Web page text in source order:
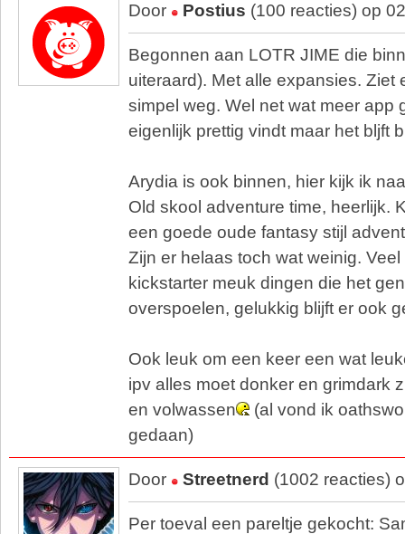
Door Postius (100 reacties) op
Begonnen aan LOTR JIME die
uiteraard). Met alle expansies. Ziet
simpel weg. Wel net wat meer app
eigenlijk prettig vindt maar het bljft
Arydia is ook binnen, hier kijk ik
Old skool adventure time, heerlijk.
een goede oude fantasy stijl
Zijn er helaas toch wat weinig.
kickstarter meuk dingen die het
overspoelen, gelukkig blijft er ook
Ook leuk om een keer een wat
ipv alles moet donker en grimdark
en volwassen
(al vond ik
gedaan)
Door Streetnerd (1002 reacties)
Per toeval een pareltje gekocht: